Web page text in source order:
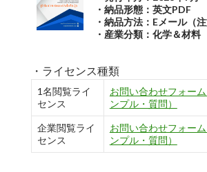
・納品形態：英文PDF
・納品方法：Eメール（
・産業分類：化学＆材料
・ライセンス種類
1名閲覧ライ
センス
お問い合わせフォー
ンプル・質問）
企業閲覧ライ
センス
お問い合わせフォー
ンプル・質問）